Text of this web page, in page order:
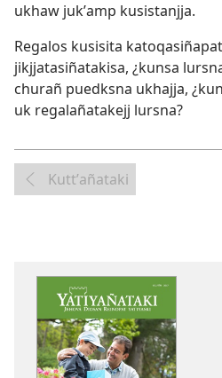
ukhaw jukʼamp kusistanjja.
Regalos kusisita
jikjjatasiñatakisa, ¿kunsa
churañ puedksna ukhajja,
uk regalañatakejj lursna?
Kuttʼañataki